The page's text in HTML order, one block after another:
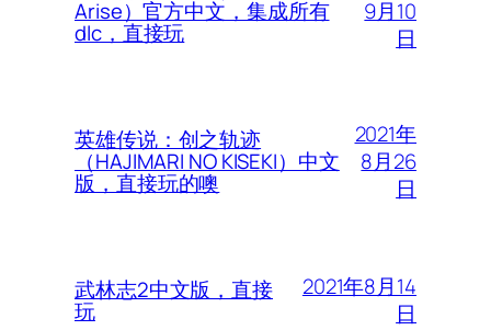
Arise）官方中文，集成所有
dlc，直接玩
9月10
日
英雄传说：创之轨迹
（HAJIMARI NO KISEKI）中文
版，直接玩的噢
2021年
8月26
日
武林志2中文版，直接
玩
2021年8月14
日